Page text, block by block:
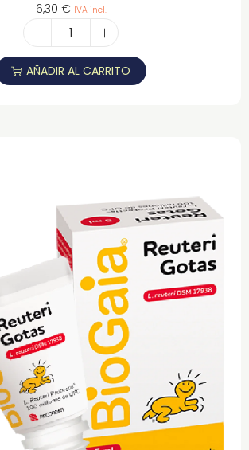
6,30 € IVA incl.
AÑADIR AL CARRITO